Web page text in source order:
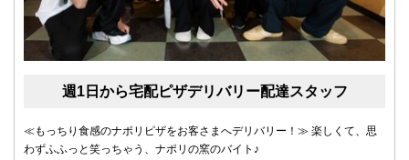
週1日から宅配ピザデリバリー配達スタッフ
≪もっちり食感のナポリピザをお客さまへデリバリー！≫ 楽しくて、思
わずふふっと笑っちゃう、ナポリの窯のバイト♪